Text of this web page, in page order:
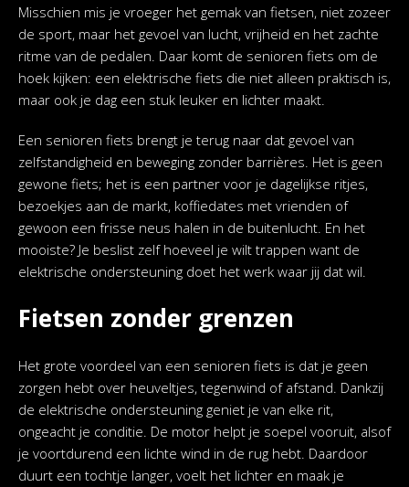
Misschien mis je vroeger het gemak van fietsen, niet zozeer
de sport, maar het gevoel van lucht, vrijheid en het zachte
ritme van de pedalen. Daar komt de senioren fiets om de
hoek kijken: een elektrische fiets die niet alleen praktisch is,
maar ook je dag een stuk leuker en lichter maakt.
Een senioren fiets brengt je terug naar dat gevoel van
zelfstandigheid en beweging zonder barrières. Het is geen
gewone fiets; het is een partner voor je dagelijkse ritjes,
bezoekjes aan de markt, koffiedates met vrienden of
gewoon een frisse neus halen in de buitenlucht. En het
mooiste? Je beslist zelf hoeveel je wilt trappen want de
elektrische ondersteuning doet het werk waar jij dat wil.
Fietsen zonder grenzen
Het grote voordeel van een senioren fiets is dat je geen
zorgen hebt over heuveltjes, tegenwind of afstand. Dankzij
de elektrische ondersteuning geniet je van elke rit,
ongeacht je conditie. De motor helpt je soepel vooruit, alsof
je voortdurend een lichte wind in de rug hebt. Daardoor
duurt een tochtje langer, voelt het lichter en maak je